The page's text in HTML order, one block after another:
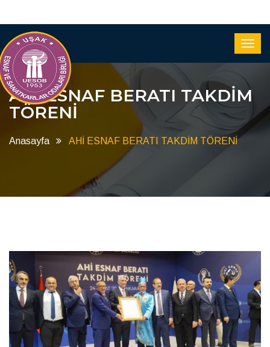
AHİ ESNAF BERATI TAKDİM
TÖRENİ
Anasayfa AHİ ESNAF BERATI TAKDİM TÖRENİ